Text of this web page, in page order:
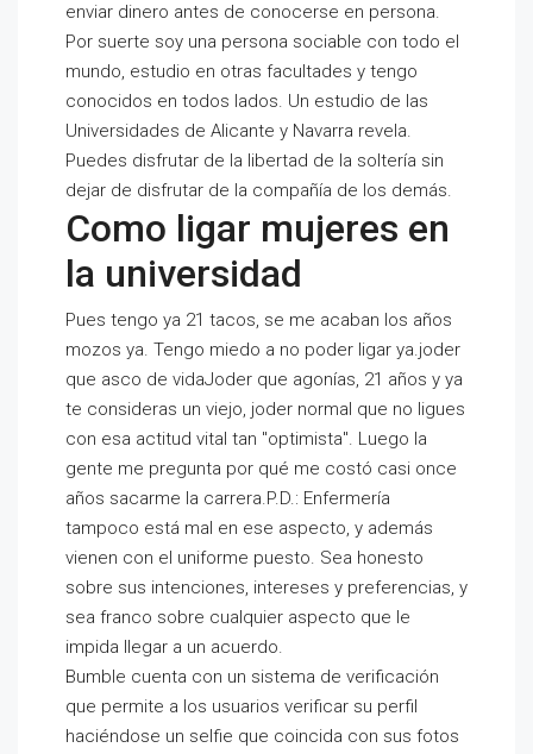
enviar dinero antes de conocerse en persona.
Por suerte soy una persona sociable con todo el
mundo, estudio en otras facultades y tengo
conocidos en todos lados. Un estudio de las
Universidades de Alicante y Navarra revela.
Puedes disfrutar de la libertad de la soltería sin
dejar de disfrutar de la compañía de los demás.
Como ligar mujeres en
la universidad
Pues tengo ya 21 tacos, se me acaban los años
mozos ya. Tengo miedo a no poder ligar ya.joder
que asco de vidaJoder que agonías, 21 años y ya
te consideras un viejo, joder normal que no ligues
con esa actitud vital tan "optimista". Luego la
gente me pregunta por qué me costó casi once
años sacarme la carrera.P.D.: Enfermería
tampoco está mal en ese aspecto, y además
vienen con el uniforme puesto. Sea honesto
sobre sus intenciones, intereses y preferencias, y
sea franco sobre cualquier aspecto que le
impida llegar a un acuerdo.
Bumble cuenta con un sistema de verificación
que permite a los usuarios verificar su perfil
haciéndose un selfie que coincida con sus fotos